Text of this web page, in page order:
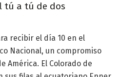
tú a tú de dos
recibir el día 10 en el
Nacional, un compromiso
América. El Colorado de